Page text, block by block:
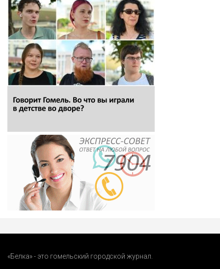
«Белка» - это гомельский городской журнал.